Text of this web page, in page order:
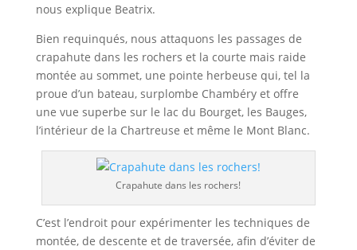
nous explique Beatrix.
Bien requinqués, nous attaquons les passages de
crapahute dans les rochers et la courte mais raide
montée au sommet, une pointe herbeuse qui, tel la
proue d’un bateau, surplombe Chambéry et offre
une vue superbe sur le lac du Bourget, les Bauges,
l’intérieur de la Chartreuse et même le Mont Blanc.
Crapahute dans les rochers!
C’est l’endroit pour expérimenter les techniques de
montée, de descente et de traversée, afin d’éviter de